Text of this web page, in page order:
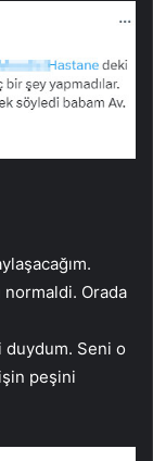
normaldi. Orada
Seni o
peşini